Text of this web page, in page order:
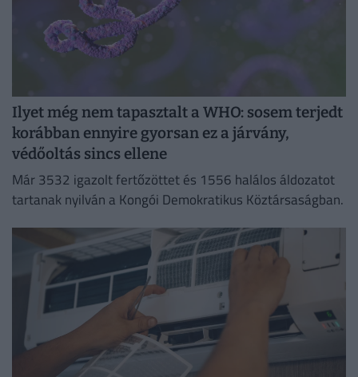
Ilyet még nem tapasztalt a WHO: sosem terjedt
korábban ennyire gyorsan ez a járvány,
védőoltás sincs ellene
Már 3532 igazolt fertőzöttet és 1556 halálos áldozatot
tartanak nyilván a Kongói Demokratikus Köztársaságban.